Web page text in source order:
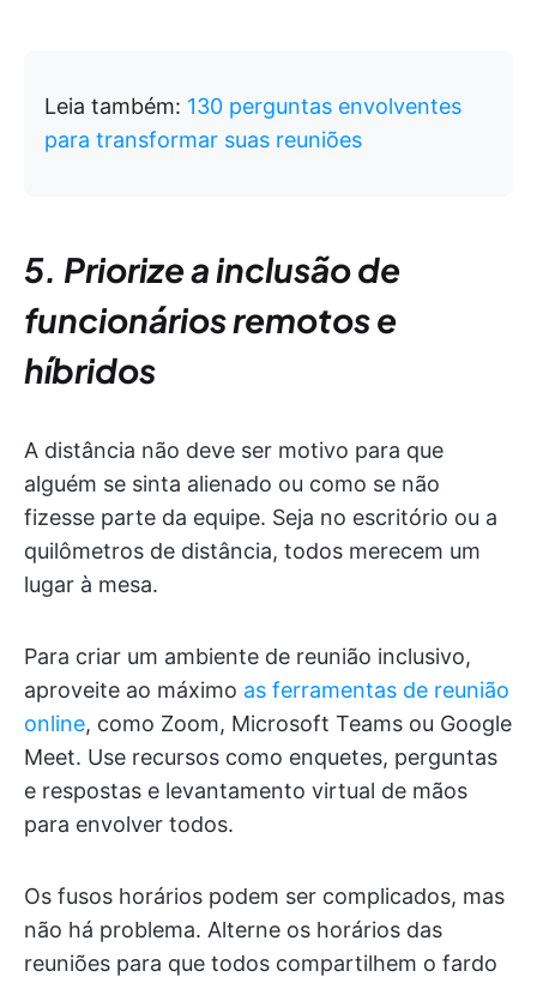
Leia também: 130 perguntas envolventes
para transformar suas reuniões
5. Priorize a inclusão de
funcionários remotos e
híbridos
A distância não deve ser motivo para que
alguém se sinta alienado ou como se não
fizesse parte da equipe. Seja no escritório ou a
quilômetros de distância, todos merecem um
lugar à mesa.
Para criar um ambiente de reunião inclusivo,
aproveite ao máximo as ferramentas de reunião
online, como Zoom, Microsoft Teams ou Google
Meet. Use recursos como enquetes, perguntas
e respostas e levantamento virtual de mãos
para envolver todos.
Os fusos horários podem ser complicados, mas
não há problema. Alterne os horários das
reuniões para que todos compartilhem o fardo